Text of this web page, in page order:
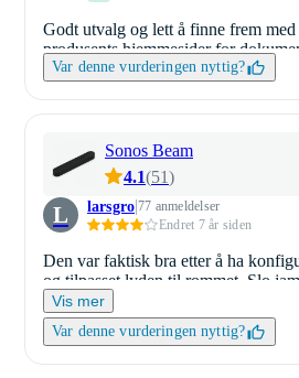
Godt utvalg og lett å finne frem
produsents hjemmesider for
Var denne vurderingen nyttig?
Sonos Beam
4.1(51)
L larsgro 77 anmeldelser
Endret 7 år siden
Den var faktisk bra etter å ha
og tilpasset lyden til rommet. Slo
til over 3 ganger prisen da de sto
samme musikk.
Vis mer
Var denne vurderingen nyttig?